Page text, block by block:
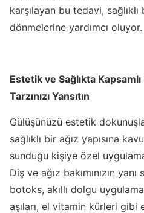
karşılayan bu tedavi, sağlıklı
dönmelerine yardımcı oluyor.
Estetik ve Sağlıkta
Tarzınızı Yansıtın
Gülüşünüzü estetik
sağlıklı bir ağız yapısına
sunduğu kişiye özel
Diş ve ağız bakımınızın
botoks, akıllı dolgu
aşıları, el vitamin kürleri